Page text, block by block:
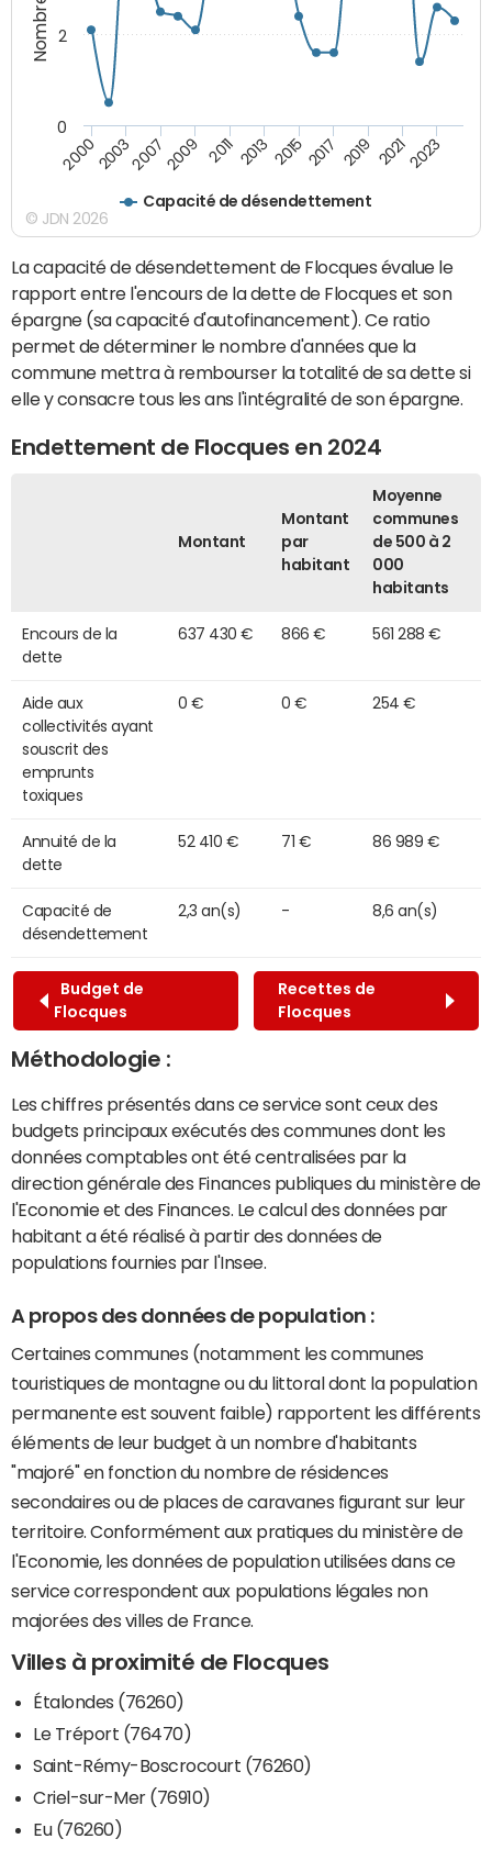
Capacité de désendettement
2000200320072009 2011 2013 2015 2017 2019 20212023
0
2
© JDN 2026
La capacité de désendettement de Flocques évalue le
rapport entre l'encours de la dette de Flocques et son
épargne (sa capacité d'autofinancement). Ce ratio
permet de déterminer le nombre d'années que la
commune mettra à rembourser la totalité de sa dette si
elle y consacre tous les ans l'intégralité de son épargne.
Endettement de Flocques en 2024
Montant
Montant
par
habitant
Moyenne
communes
de 500 à 2
000
habitants
Encours de la
dette
637 430 € 866 € 561 288 €
Aide aux
collectivités ayant
souscrit des
emprunts
toxiques
0 € 0 € 254 €
Annuité de la
dette
52 410 € 71 € 86 989 €
Capacité de
désendettement
2,3 an(s) - 8,6 an(s)
Budget de
Flocques
Recettes de
Flocques
Méthodologie :
Les chiffres présentés dans ce service sont ceux des
budgets principaux exécutés des communes dont les
données comptables ont été centralisées par la
direction générale des Finances publiques du ministère de
l'Economie et des Finances. Le calcul des données par
habitant a été réalisé à partir des données de
populations fournies par l'Insee.
A propos des données de population :
Certaines communes (notamment les communes
touristiques de montagne ou du littoral dont la population
permanente est souvent faible) rapportent les différents
éléments de leur budget à un nombre d'habitants
"majoré" en fonction du nombre de résidences
secondaires ou de places de caravanes figurant sur leur
territoire. Conformément aux pratiques du ministère de
l'Economie, les données de population utilisées dans ce
service correspondent aux populations légales non
majorées des villes de France.
Villes à proximité de Flocques
Étalondes (76260)
Le Tréport (76470)
Saint-Rémy-Boscrocourt (76260)
Criel-sur-Mer (76910)
Eu (76260)